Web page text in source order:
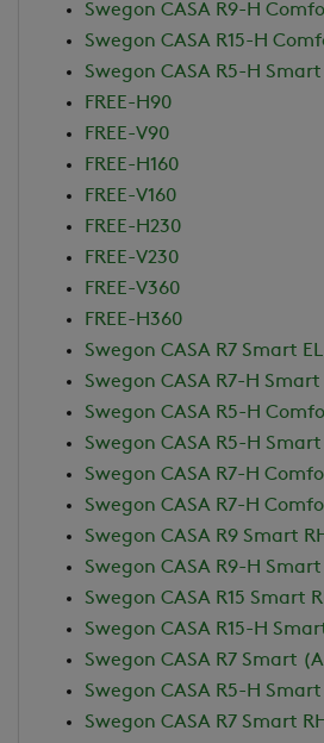
Swegon CASA R9-H
Swegon CASA R15-H
Swegon CASA R5-H Smart
FREE-H90
FREE-V90
FREE-H160
FREE-V160
FREE-H230
FREE-V230
FREE-V360
FREE-H360
Swegon CASA R7 Smart EL
Swegon CASA R7-H Smart
Swegon CASA R5-H
Swegon CASA R5-H Smart
Swegon CASA R7-H
Swegon CASA R7-H
Swegon CASA R9 Smart
Swegon CASA R9-H
Swegon CASA R15 Smart
Swegon CASA R15-H
Swegon CASA R7 Smart
Swegon CASA R5-H Smart
Swegon CASA R7 Smart